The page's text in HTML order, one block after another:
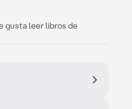
gusta leer libros de